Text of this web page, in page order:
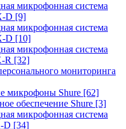
микрофонная система
D [9]
микрофонная система
D [10]
микрофонная система
R [32]
мониторинга
микрофоны Shure [62]
обеспечение Shure [3]
микрофонная система
D [34]